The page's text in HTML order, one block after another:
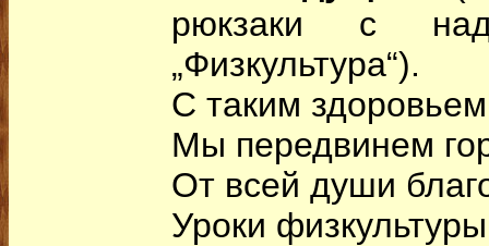
рюкзаки с
„Физкультура“).
С таким
Мы передвинем
От всей души
Уроки